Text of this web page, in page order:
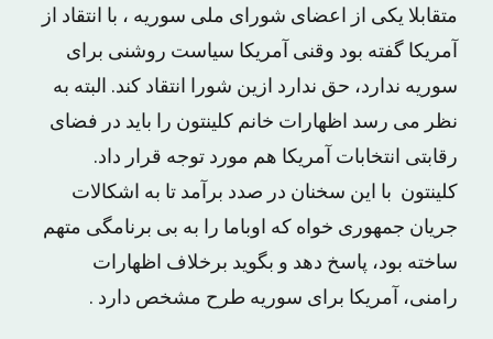
متقابلا یکی از اعضای شورای ملی سوریه ، با انتقاد از
آمریکا گفته بود وقنی آمریکا سیاست روشنی برای
سوریه ندارد، حق ندارد ازین شورا انتقاد کند. البته به
نظر می رسد اظهارات خانم کلینتون را باید در فضای
رقابتی انتخابات آمریکا هم مورد توجه قرار داد.
کلینتون با این سخنان در صدد برآمد تا به اشکالات
جریان جمهوری خواه که اوباما را به بی برنامگی متهم
ساخته بود، پاسخ د‏هد و بگوید برخلاف اظهارات
رامنی، آمریکا برای سوریه طرح مشخص دارد .